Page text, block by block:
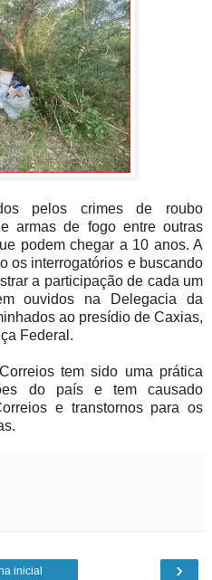
pelos crimes de roubo
armas de fogo entre outras
podem chegar a 10 anos. A
os interrogatórios e buscando
a participação de cada um
ouvidos na Delegacia da
ao presídio de Caxias,
Federal.
tem sido uma prática
do país e tem causado
e transtornos para os
›
inicial